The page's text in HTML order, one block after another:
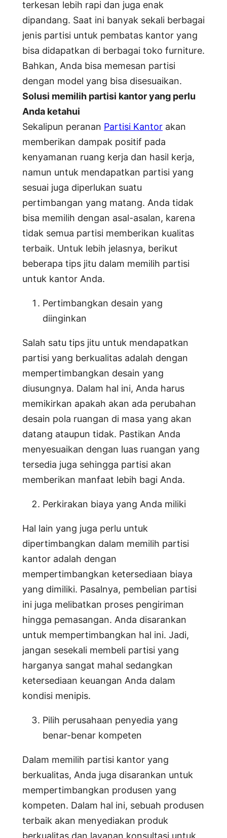
terkesan lebih rapi dan juga enak
dipandang. Saat ini banyak sekali berbagai
jenis partisi untuk pembatas kantor yang
bisa didapatkan di berbagai toko furniture.
Bahkan, Anda bisa memesan partisi
dengan model yang bisa disesuaikan.
Solusi memilih partisi kantor yang perlu
Anda ketahui
Sekalipun peranan Partisi Kantor akan
memberikan dampak positif pada
kenyamanan ruang kerja dan hasil kerja,
namun untuk mendapatkan partisi yang
sesuai juga diperlukan suatu
pertimbangan yang matang. Anda tidak
bisa memilih dengan asal-asalan, karena
tidak semua partisi memberikan kualitas
terbaik. Untuk lebih jelasnya, berikut
beberapa tips jitu dalam memilih partisi
untuk kantor Anda.
Pertimbangkan desain yang
diinginkan
Salah satu tips jitu untuk mendapatkan
partisi yang berkualitas adalah dengan
mempertimbangkan desain yang
diusungnya. Dalam hal ini, Anda harus
memikirkan apakah akan ada perubahan
desain pola ruangan di masa yang akan
datang ataupun tidak. Pastikan Anda
menyesuaikan dengan luas ruangan yang
tersedia juga sehingga partisi akan
memberikan manfaat lebih bagi Anda.
Perkirakan biaya yang Anda miliki
Hal lain yang juga perlu untuk
dipertimbangkan dalam memilih partisi
kantor adalah dengan
mempertimbangkan ketersediaan biaya
yang dimiliki. Pasalnya, pembelian partisi
ini juga melibatkan proses pengiriman
hingga pemasangan. Anda disarankan
untuk mempertimbangkan hal ini. Jadi,
jangan sesekali membeli partisi yang
harganya sangat mahal sedangkan
ketersediaan keuangan Anda dalam
kondisi menipis.
Pilih perusahaan penyedia yang
benar-benar kompeten
Dalam memilih partisi kantor yang
berkualitas, Anda juga disarankan untuk
mempertimbangkan produsen yang
kompeten. Dalam hal ini, sebuah produsen
terbaik akan menyediakan produk